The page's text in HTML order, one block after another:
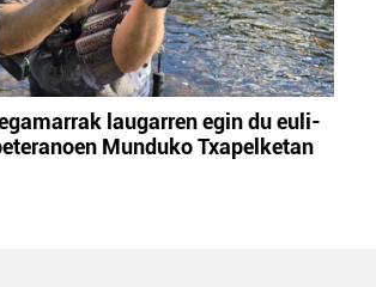
laugarren egin du euli-
Munduko Txapelketan